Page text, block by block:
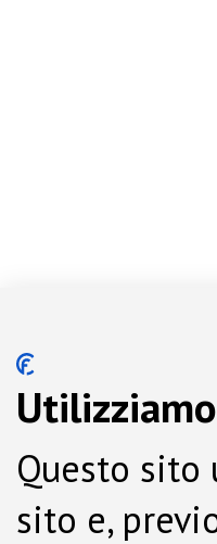
Questo sito
sito e,